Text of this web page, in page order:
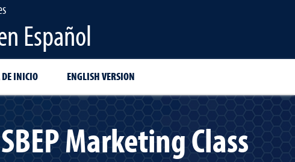
Español
INICIO ENGLISH VERSION
Marketing Class